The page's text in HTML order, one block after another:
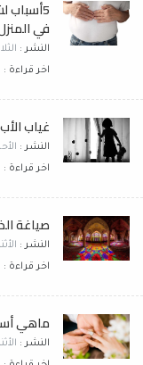
5أسباب
في
النشر : الثلاثاء 11
اخر قراءة : منذ 4
غياب
النشر : الأحد 19
اخر قراءة : منذ 4
صياغة
النشر : الأثنين 04
اخر قراءة : منذ 4
ماهي
النشر : الأثنين 14 كانون